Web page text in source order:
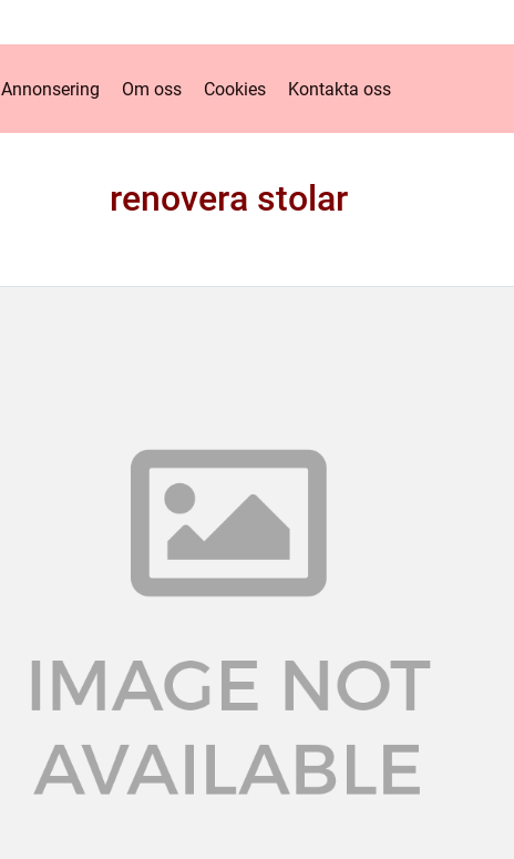
Annonsering Om oss Cookies Kontakta oss
renovera stolar